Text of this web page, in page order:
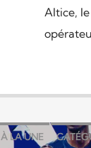
Altice,
À LA UNE